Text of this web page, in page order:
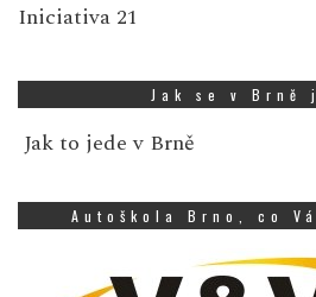
Iniciativa 21
Jak se v Brně
Jak to jede v Brně
Autoškola Brno, co